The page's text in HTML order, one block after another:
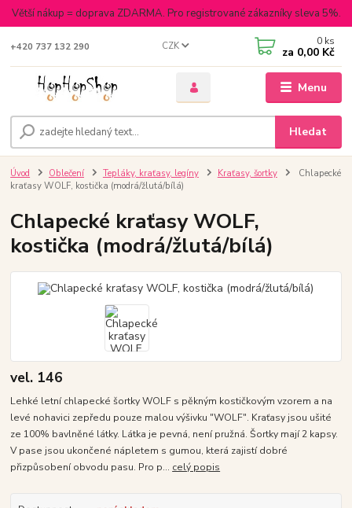
Větší nákup = doprava ZDARMA. Pro registrované zákazníky sleva 5%.
Menu
CZK
Hledat
+420 737 132 290 0 ks
za 0,00 Kč
Úvod Oblečení Tepláky, kraťasy, legíny Kraťasy, šortky
Chlapecké
kraťasy WOLF, kostička (modrá/žlutá/bílá)
Chlapecké kraťasy WOLF,
kostička (modrá/žlutá/bílá)
vel. 146
Lehké letní chlapecké šortky WOLF s pěkným kostičkovým vzorem a na
levé nohavici zepředu pouze malou výšivku "WOLF". Kraťasy jsou ušité
ze 100% bavlněné látky. Látka je pevná, není pružná. Šortky mají 2 kapsy.
V pase jsou ukončené nápletem s gumou, která zajistí dobré
přizpůsobení obvodu pasu. Pro p... celý popis